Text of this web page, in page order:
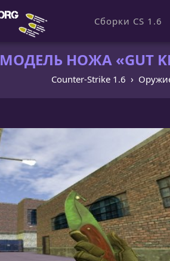
Сборки CS 1.6
МОДЕЛЬ НОЖА «GUT
Counter-Strike 1.6